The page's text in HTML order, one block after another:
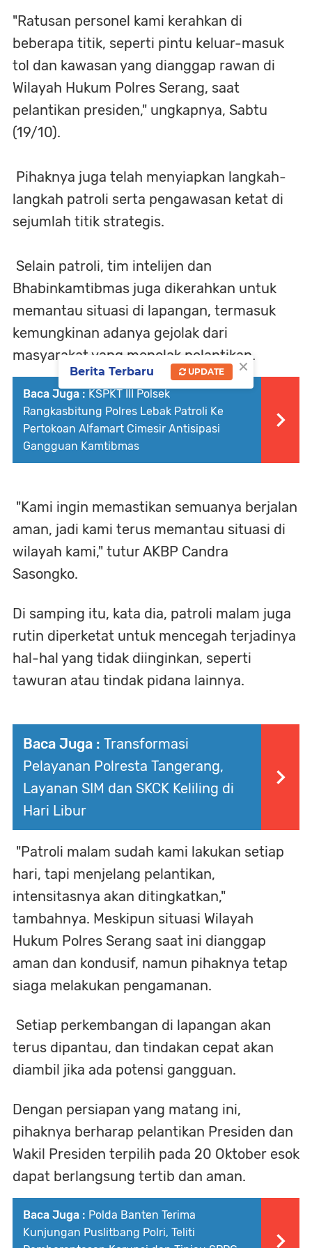
"Ratusan personel kami kerahkan di
beberapa titik, seperti pintu keluar-masuk
tol dan kawasan yang dianggap rawan di
Wilayah Hukum Polres Serang, saat
pelantikan presiden," ungkapnya, Sabtu
(19/10).
Pihaknya juga telah menyiapkan langkah-
langkah patroli serta pengawasan ketat di
sejumlah titik strategis.
Selain patroli, tim intelijen dan
Bhabinkamtibmas juga dikerahkan untuk
memantau situasi di lapangan, termasuk
kemungkinan adanya gejolak dari
masyarakat yang menolak pelantikan.
Baca Juga : KSPKT III Polsek
Rangkasbitung Polres Lebak Patroli Ke
Pertokoan Alfamart Cimesir Antisipasi
Gangguan Kamtibmas
"Kami ingin memastikan semuanya berjalan
aman, jadi kami terus memantau situasi di
wilayah kami," tutur AKBP Candra
Sasongko.
Di samping itu, kata dia, patroli malam juga
rutin diperketat untuk mencegah terjadinya
hal-hal yang tidak diinginkan, seperti
tawuran atau tindak pidana lainnya.
Baca Juga : Transformasi
Pelayanan Polresta Tangerang,
Layanan SIM dan SKCK Keliling di
Hari Libur
"Patroli malam sudah kami lakukan setiap
hari, tapi menjelang pelantikan,
intensitasnya akan ditingkatkan,"
tambahnya. Meskipun situasi Wilayah
Hukum Polres Serang saat ini dianggap
aman dan kondusif, namun pihaknya tetap
siaga melakukan pengamanan.
Setiap perkembangan di lapangan akan
terus dipantau, dan tindakan cepat akan
diambil jika ada potensi gangguan.
Dengan persiapan yang matang ini,
pihaknya berharap pelantikan Presiden dan
Wakil Presiden terpilih pada 20 Oktober esok
dapat berlangsung tertib dan aman.
Baca Juga : Polda Banten Terima
Kunjungan Puslitbang Polri, Teliti
×
Berita Terbaru UPDATE